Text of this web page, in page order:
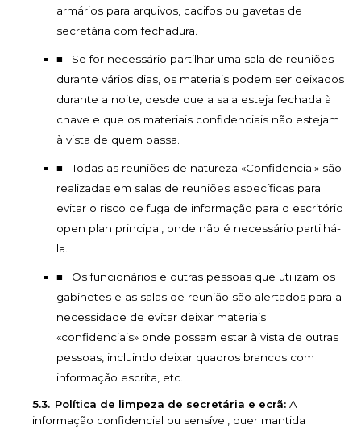
armários para arquivos, cacifos ou gavetas de
secretária com fechadura.
Se for necessário partilhar uma sala de reuniões
durante vários dias, os materiais podem ser deixados
durante a noite, desde que a sala esteja fechada à
chave e que os materiais confidenciais não estejam
à vista de quem passa.
Todas as reuniões de natureza «Confidencial» são
realizadas em salas de reuniões específicas para
evitar o risco de fuga de informação para o escritório
open plan principal, onde não é necessário partilhá-
la.
Os funcionários e outras pessoas que utilizam os
gabinetes e as salas de reunião são alertados para a
necessidade de evitar deixar materiais
«confidenciais» onde possam estar à vista de outras
pessoas, incluindo deixar quadros brancos com
informação escrita, etc.
Política de limpeza de secretária e ecrã: A
informação confidencial ou sensível, quer mantida